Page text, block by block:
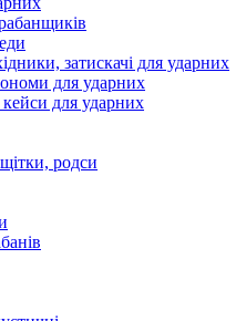
затискачі для ударних
для ударних
для ударних
родси